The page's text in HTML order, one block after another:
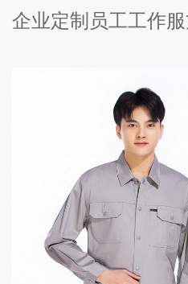
企业定制员工工作